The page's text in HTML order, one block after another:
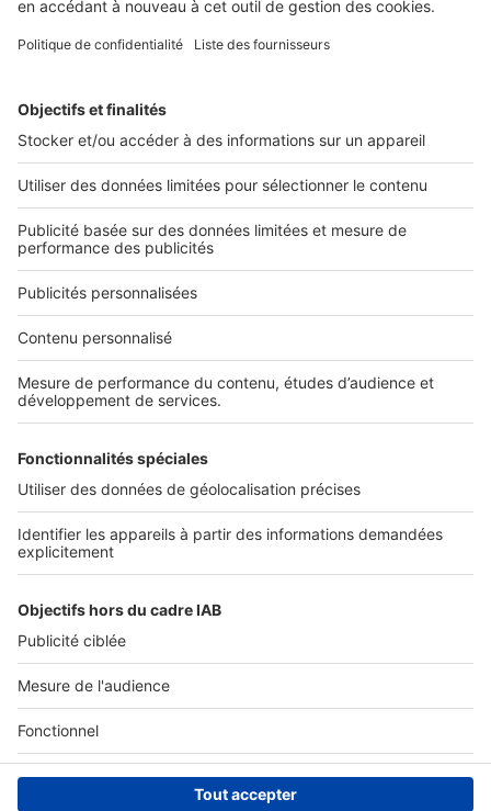
2 rue des Italiens 75009 Paris
01 53 38 80 00
Nos solutions pro
Actualités pro
Nous contacter
Connexion à My SeLoger Pro
Espace Presse